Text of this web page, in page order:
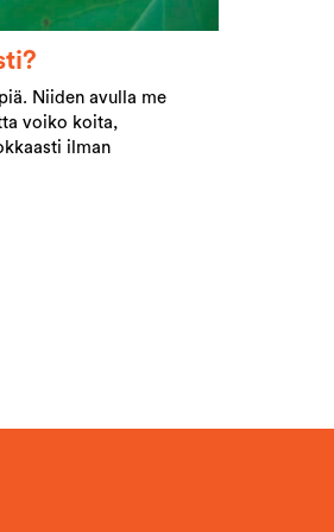
Niiden avulla me
voiko koita,
ilman